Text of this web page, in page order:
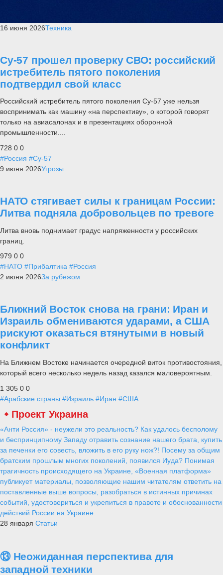
16 июня 2026Техника
Су-57 прошел проверку СВО: российский
истребитель пятого поколения
подтвердил свой класс
Российский истребитель пятого поколения Су-57 уже нельзя
воспринимать как машину «на перспективу», о которой говорят
только на авиасалонах и в презентациях оборонной
промышленности....
728 0 0
#Россия #Су-57
9 июня 2026Угрозы
НАТО стягивает силы к границам России:
Литва подняла добровольцев по тревоге
Литва вновь поднимает градус напряженности у российских
границ.
979 0 0
#НАТО #Прибалтика #Россия
2 июня 2026За рубежом
Ближний Восток снова на грани: Иран и
Израиль обмениваются ударами, а США
рискуют оказаться втянутыми в новый
конфликт
На Ближнем Востоке начинается очередной виток противостояния,
который всего несколько недель назад казался маловероятным.
1 305 0 0
#Арабские страны #Израиль #Иран #США
Проект Украина
«Анти Россия» - неужели это реальность? Как удалось бесполому
и беспринципному Западу отравить сознание нашего брата, купить
за печенки его совесть, вложить в его руку нож?! Посему за общим
братским прошлым многих поколений, появился Иуда? Понимая
трагичность происходящего на Украине, «Военная платформа»
публикует материалы, позволяющие нашим читателям ответить на
поставленные выше вопросы, разобраться в истинных причинах
событий, удостовериться и укрепиться в правоте и обоснованности
действий России на Украине.
28 января Статьи
⑬ Неожиданная перспектива для
западной техники